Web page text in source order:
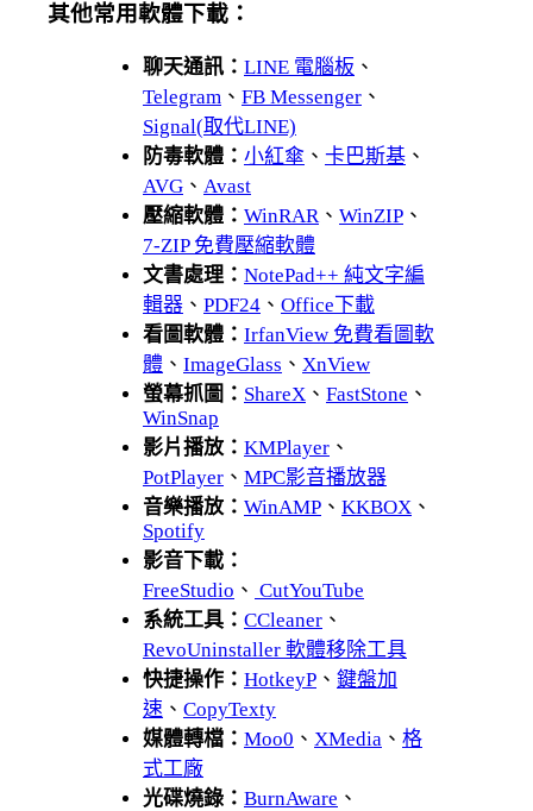
其他常用軟體下載：
聊天通訊： LINE 電腦板 、
Telegram 、 FB Messenger 、
Signal(取代LINE)
防毒軟體： 小紅傘 、 卡巴斯基 、
AVG 、 Avast
壓縮軟體： WinRAR、 WinZIP 、
7-ZIP 免費壓縮軟體
文書處理： NotePad++ 純文字編
輯器 、 PDF24 、 Office下載
看圖軟體： IrfanView 免費看圖軟
體 、 ImageGlass 、 XnView
螢幕抓圖： ShareX 、 FastStone 、
WinSnap
影片播放： KMPlayer 、
PotPlayer 、 MPC影音播放器
音樂播放： WinAMP 、 KKBOX 、
Spotify
影音下載：
FreeStudio 、 CutYouTube
系統工具： CCleaner 、
RevoUninstaller 軟體移除工具
快捷操作： HotkeyP 、 鍵盤加
速 、 CopyTexty
媒體轉檔： Moo0 、 XMedia 、 格
式工廠
光碟燒錄： BurnAware 、